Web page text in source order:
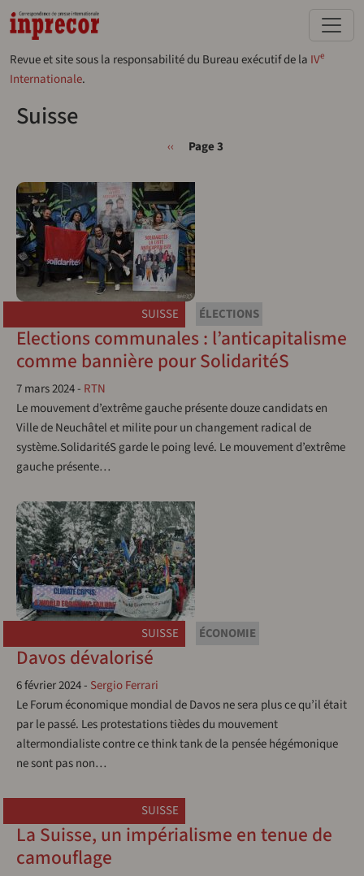
Aller au contenu principal
Revue et site sous la responsabilité du Bureau exécutif de la IVe
Internationale.
Suisse
Page précédente
‹‹ Page 3
SUISSE ÉLECTIONS
Elections communales : l’anticapitalisme
comme bannière pour SolidaritéS
7 mars 2024- RTN
Le mouvement d’extrême gauche présente douze candidats en
Ville de Neuchâtel et milite pour un changement radical de
système.SolidaritéS garde le poing levé. Le mouvement d’extrême
gauche présente…
SUISSE ÉCONOMIE
Davos dévalorisé
6 février 2024- Sergio Ferrari
Le Forum économique mondial de Davos ne sera plus ce qu’il était
par le passé. Les protestations tièdes du mouvement
altermondialiste contre ce think tank de la pensée hégémonique
ne sont pas non…
SUISSE
La Suisse, un impérialisme en tenue de
camouflage